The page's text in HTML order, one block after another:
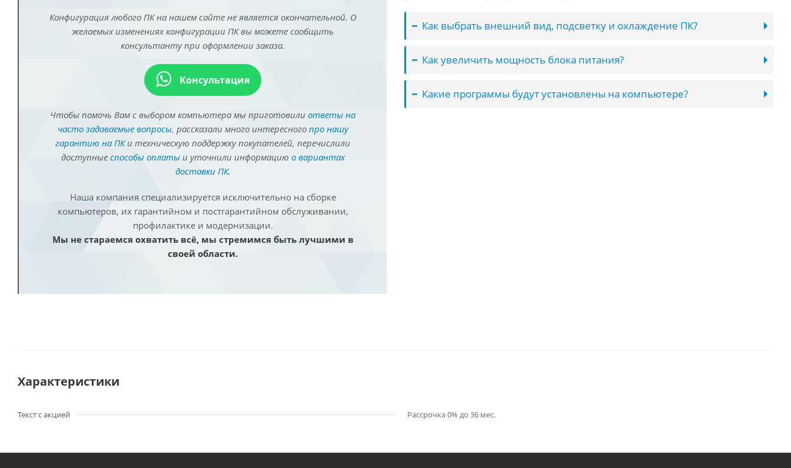
Конфигурация любого ПК на нашем сайте не является окончательной. О
желаемых изменениях конфигурации ПК вы можете сообщить
консультанту при оформлении заказа.
Консультация
Чтобы помочь Вам с выбором компьютера мы приготовили ответы на
часто задаваемые вопросы, рассказали много интересного про нашу
гарантию на ПКи техническую поддержку покупателей, перечислили
доступные способы оплатыи уточнили информацию о вариантах
доставки ПК.
Наша компания специализируется исключительно на сборке
компьютеров, их гарантийном и постгарантийном обслуживании,
профилактике и модернизации.
Мы не стараемся охватить всё, мы стремимся быть лучшими в
своей области.
Как выбрать внешний вид, подсветку и охлаждение ПК?
Как увеличить мощность блока питания?
Какие программы будут установлены на компьютере?
Характеристики
Текст с акцией Рассрочка 0% до 36 мес.